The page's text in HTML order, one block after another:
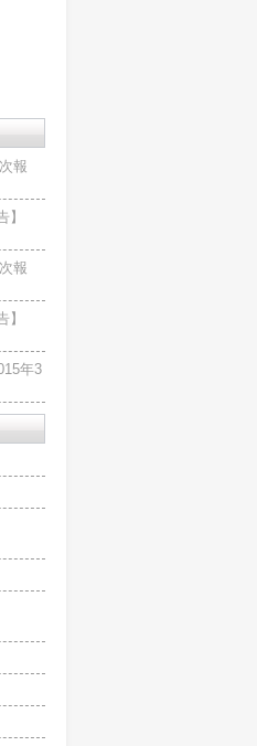
報
報
年3